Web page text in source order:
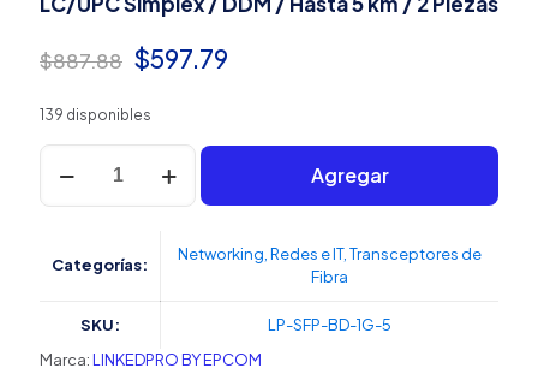
$887.88 El
era:
$887.88.
$597.79
$597.79.
139 disponibles
Transceptores
Ópticos
Bidireccionales
Gbic)
&
Agregar
Categorías:
Networking Redes e IT, Transceptores de
Fibra
SKU:
LP-SFP-BD-1G-5
Marca:LINKEDPRO BY EPCOM